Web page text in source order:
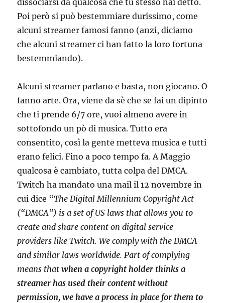
dissociarsi da qualcosa che tu stesso hai detto.
Poi però si può bestemmiare durissimo, come
alcuni streamer famosi fanno (anzi, diciamo
che alcuni streamer ci han fatto la loro fortuna
bestemmiando).
Alcuni streamer parlano e basta, non giocano. O
fanno arte. Ora, viene da sè che se fai un dipinto
che ti prende 6/7 ore, vuoi almeno avere in
sottofondo un pò di musica. Tutto era
consentito, così la gente metteva musica e tutti
erano felici. Fino a poco tempo fa. A Maggio
qualcosa è cambiato, tutta colpa del DMCA.
Twitch ha mandato una mail il 12 novembre in
cui dice “The Digital Millennium Copyright Act
(“DMCA”) is a set of US laws that allows you to
create and share content on digital service
providers like Twitch. We comply with the DMCA
and similar laws worldwide. Part of complying
means thatwhen a copyright holder thinks a
streamer has used their content without
permission, we have a process in place for them to